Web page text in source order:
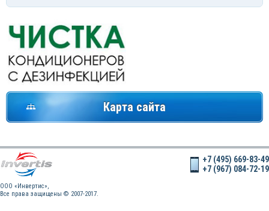
Карта сайта
OOO «Инвертис»,
Все права защищены © 2007-2017.
+7 (495) 669-83-49
+7 (967) 084-72-19